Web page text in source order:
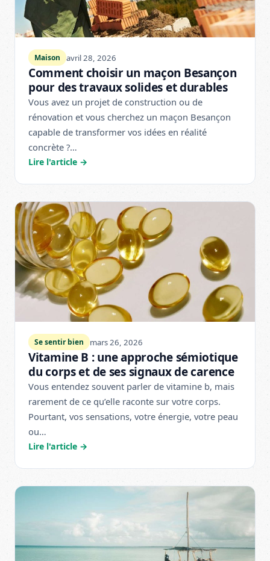
Maison avril 28, 2026
Comment choisir un maçon Besançon
pour des travaux solides et durables
Vous avez un projet de construction ou de
rénovation et vous cherchez un maçon Besançon
capable de transformer vos idées en réalité
concrète ?…
Lire l'article →
Se sentir bien mars 26, 2026
Vitamine B : une approche sémiotique
du corps et de ses signaux de carence
Vous entendez souvent parler de vitamine b, mais
rarement de ce qu’elle raconte sur votre corps.
Pourtant, vos sensations, votre énergie, votre peau
ou…
Lire l'article →